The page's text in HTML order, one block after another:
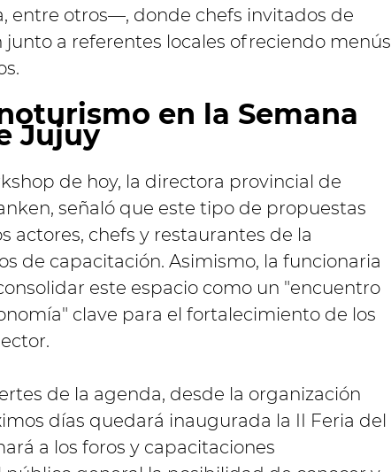
entre otros—, donde chefs invitados de
a referentes locales ofreciendo menús
en la Semana
Jujuy
de hoy, la directora provincial de
señaló que este tipo de propuestas
actores, chefs y restaurantes de la
de capacitación. Asimismo, la funcionaria
este espacio como un "encuentro
clave para el fortalecimiento de los
de la agenda, desde la organización
días quedará inaugurada la II Feria del
a los foros y capacitaciones